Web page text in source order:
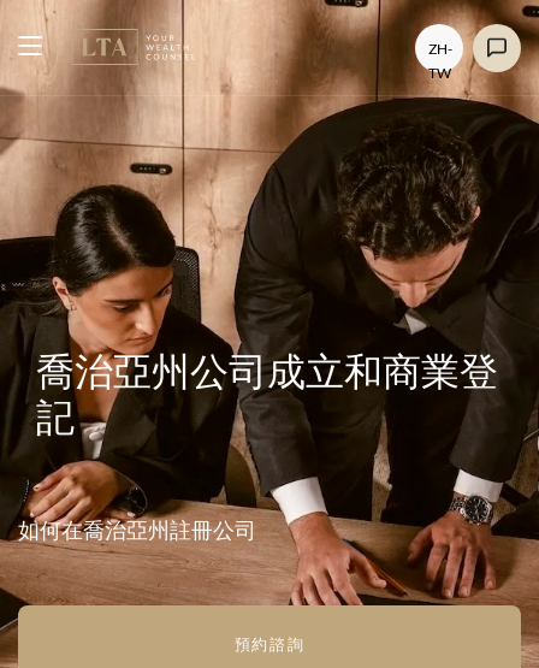
ZH-
TW
喬治亞州公司成立和商業登
記
如何在喬治亞州註冊公司
預約諮詢